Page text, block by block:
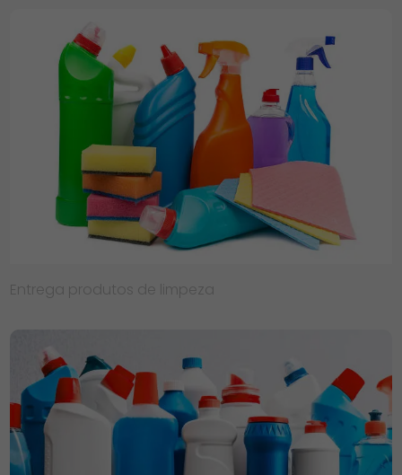
Entrega produtos de limpeza